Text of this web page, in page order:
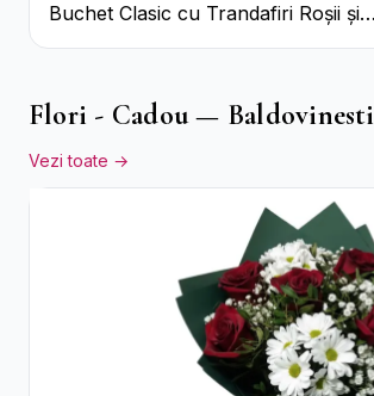
Buchet Clasic cu Trandafiri Roșii și
Crizanteme Albe
Flori - Cadou — Baldovinesti
Vezi toate →